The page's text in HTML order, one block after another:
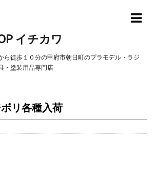
イチカワ
ら徒歩１０分の甲府市朝日町のプラモデル・ラジ
・塗装用品専門店
リ各種入荷